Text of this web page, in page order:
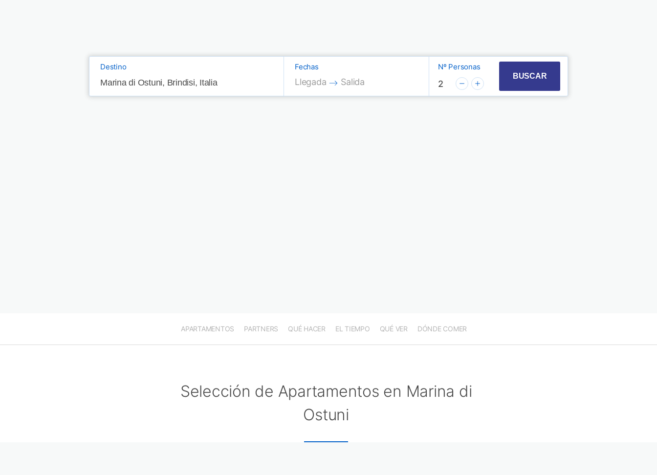
Destino Fechas
Press the down arrow key to interact with the calendar and select a date. Press the
Llegada
Press the down arrow key to interact with the calendar and select a date.
Salida
Nº Personas
2
BUSCAR
APARTAMENTOS PARTNERS QUÉ HACER EL TIEMPO QUÉ VER DÓNDE COMER
Selección de Apartamentos en Marina di
Ostuni